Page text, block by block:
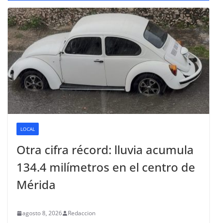
LOCAL
Otra cifra récord: lluvia acumula
134.4 milímetros en el centro de
Mérida
agosto 8, 2026 Redaccion